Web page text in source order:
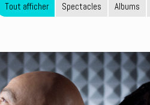
Tout afficher Spectacles Albums